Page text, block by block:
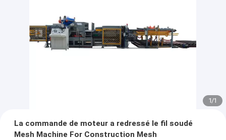
1/1
La commande de moteur a redressé le fil soudé
Mesh Machine For Construction Mesh